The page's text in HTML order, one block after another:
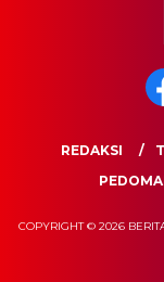
REDAKSI
COPYRIGHT © 2026